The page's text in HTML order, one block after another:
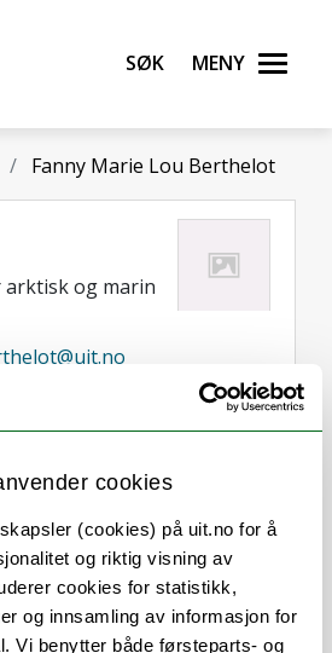
cookies
(cookies) på uit.no for å
og riktig visning av
cookies for statistikk,
og innsamling av informasjon for
Vi benytter både førsteparts- og
universitet
Søk Meny
Fanny Marie Lou Berthelot
og marin
meg
og undervisning